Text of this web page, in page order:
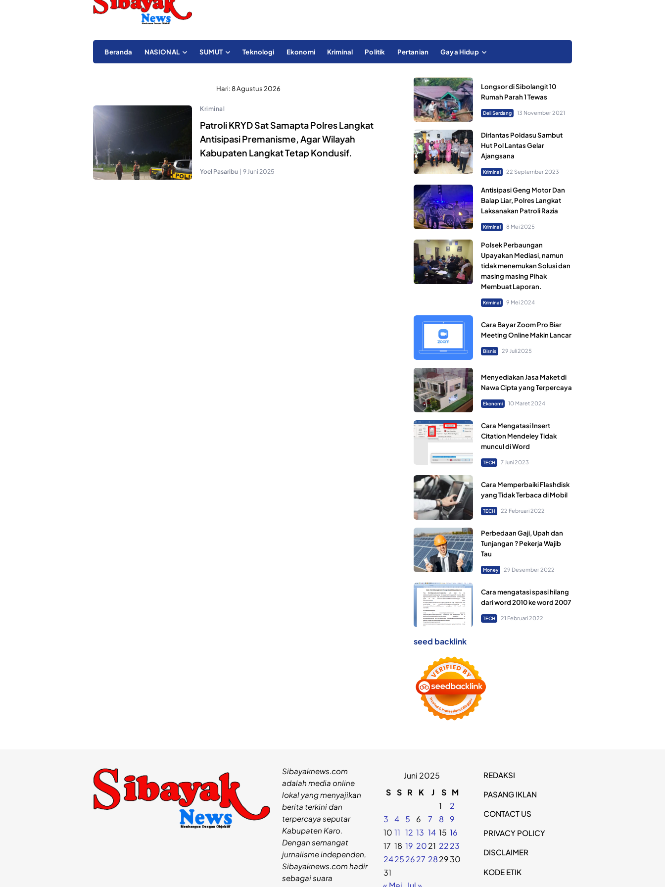
Beranda NASIONAL SUMUT Teknologi Ekonomi Kriminal Politik Pertanian Gaya Hidup
Hari:8 Agustus 2026
Kriminal
Patroli KRYD Sat Samapta Polres Langkat
Antisipasi Premanisme, Agar Wilayah
Kabupaten Langkat Tetap Kondusif.
Yoel Pasaribu 9 Juni 2025
Longsor di Sibolangit 10
Rumah Parah 1 Tewas
Deli Serdang 13 November 2021
Dirlantas Poldasu Sambut
Hut Pol Lantas Gelar
Ajangsana
Kriminal 22 September 2023
Antisipasi Geng Motor Dan
Balap Liar, Polres Langkat
Laksanakan Patroli Razia
Kriminal 8 Mei 2025
Polsek Perbaungan
Upayakan Mediasi, namun
tidak menemukan Solusi dan
masing masing Pihak
Membuat Laporan.
Kriminal 9 Mei 2024
Cara Bayar Zoom Pro Biar
Meeting Online Makin Lancar
Bisnis 29 Juli 2025
Menyediakan Jasa Maket di
Nawa Cipta yang Terpercaya
Ekonomi 10 Maret 2024
Cara Mengatasi Insert
Citation Mendeley Tidak
muncul di Word
TECH 7 Juni 2023
Cara Memperbaiki Flashdisk
yang Tidak Terbaca di Mobil
TECH 22 Februari 2022
Perbedaan Gaji, Upah dan
Tunjangan ? Pekerja Wajib
Tau
Money 29 Desember 2022
Cara mengatasi spasi hilang
dari word 2010 ke word 2007
TECH 21 Februari 2022
seed backlink
Sibayaknews.com
adalah media online
lokal yang menyajikan
berita terkini dan
terpercaya seputar
Kabupaten Karo.
Dengan semangat
jurnalisme independen,
Sibayaknews.com hadir
sebagai suara
Juni 2025
S S R K J S M
1
2
3
4 5 6 7 8
9
10 11 12 13 14 15 16
17 18 19 2021 2223
24252627 282930
31
REDAKSI
PASANG IKLAN
CONTACT US
PRIVACY POLICY
DISCLAIMER
KODE ETIK